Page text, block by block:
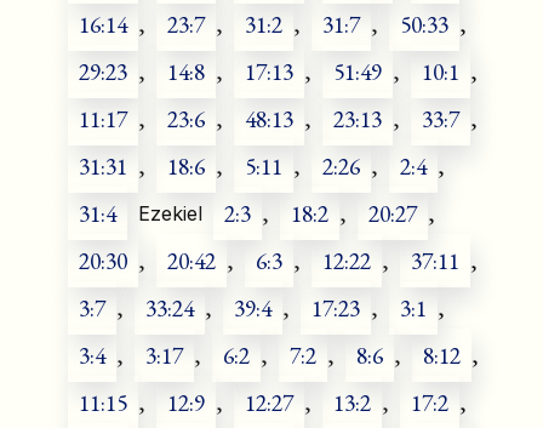
16:14 , 23:7 , 31:2 , 31:7 , 50:33 ,
29:23 , 14:8 , 17:13 , 51:49 , 10:1 ,
11:17 , 23:6 , 48:13 , 23:13 , 33:7 ,
31:31 , 18:6 , 5:11 , 2:26 , 2:4 ,
31:4
Ezekiel 2:3 , 18:2 , 20:27 ,
20:30 , 20:42 , 6:3 , 12:22 , 37:11 ,
3:7 , 33:24 , 39:4 , 17:23 , 3:1 ,
3:4 , 3:17 , 6:2 , 7:2 , 8:6 , 8:12 ,
11:15 , 12:9 , 12:27 , 13:2 , 17:2 ,